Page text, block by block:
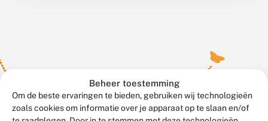
Beheer toestemming
Om de beste ervaringen te bieden, gebruiken wij technologieën
zoals cookies om informatie over je apparaat op te slaan en/of